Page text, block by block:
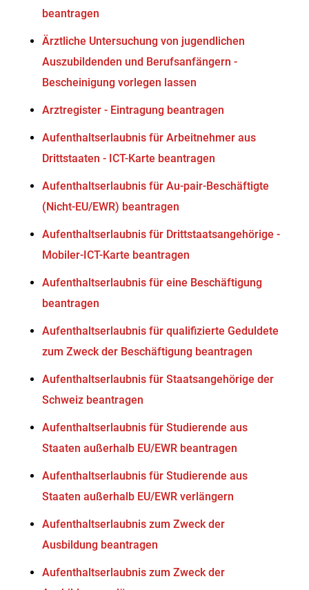
beantragen
Ärztliche Untersuchung von jugendlichen
Auszubildenden und Berufsanfängern -
Bescheinigung vorlegen lassen
Arztregister - Eintragung beantragen
Aufenthaltserlaubnis für Arbeitnehmer aus
Drittstaaten - ICT-Karte beantragen
Aufenthaltserlaubnis für Au-pair-Beschäftigte
(Nicht-EU/EWR) beantragen
Aufenthaltserlaubnis für Drittstaatsangehörige -
Mobiler-ICT-Karte beantragen
Aufenthaltserlaubnis für eine Beschäftigung
beantragen
Aufenthaltserlaubnis für qualifizierte Geduldete
zum Zweck der Beschäftigung beantragen
Aufenthaltserlaubnis für Staatsangehörige der
Schweiz beantragen
Aufenthaltserlaubnis für Studierende aus
Staaten außerhalb EU/EWR beantragen
Aufenthaltserlaubnis für Studierende aus
Staaten außerhalb EU/EWR verlängern
Aufenthaltserlaubnis zum Zweck der
Ausbildung beantragen
Aufenthaltserlaubnis zum Zweck der